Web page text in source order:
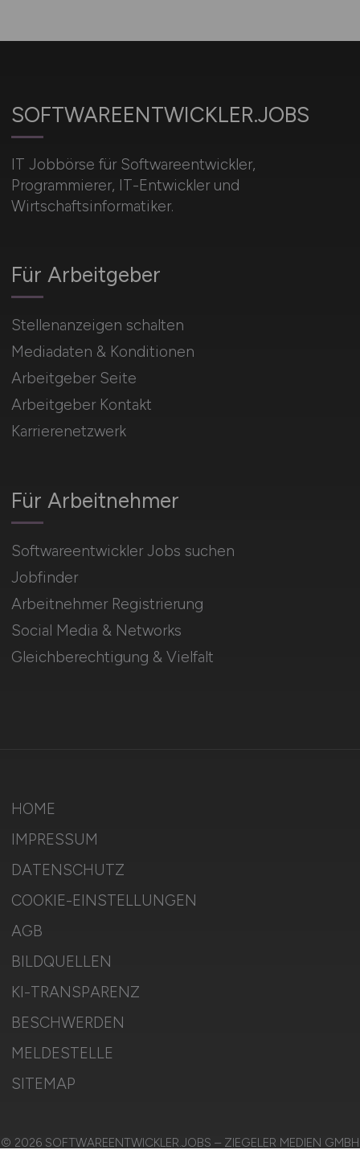
SOFTWAREENTWICKLER.JOBS
IT Jobbörse für Softwareentwickler,
Programmierer, IT-Entwickler und
Wirtschaftsinformatiker.
Für Arbeitnehmer
Softwareentwickler Jobs suchen
Jobfinder
Arbeitnehmer Registrierung
Social Media & Networks
Gleichberechtigung & Vielfalt
Für Arbeitgeber
Stellenanzeigen schalten
Mediadaten & Konditionen
Arbeitgeber Seite
Arbeitgeber Kontakt
Karrierenetzwerk
HOME
IMPRESSUM
DATENSCHUTZ
COOKIE-EINSTELLUNGEN
AGB
BILDQUELLEN
KI-TRANSPARENZ
BESCHWERDEN
MELDESTELLE
SITEMAP
© 2026 SOFTWAREENTWICKLER.JOBS – ZIEGELER MEDIEN GMBH